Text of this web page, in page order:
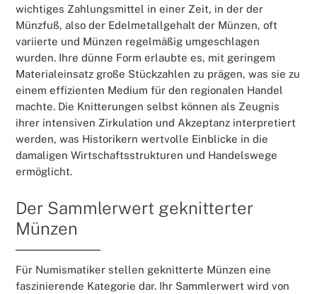
wichtiges Zahlungsmittel in einer Zeit, in der der
Münzfuß, also der Edelmetallgehalt der Münzen, oft
variierte und Münzen regelmäßig umgeschlagen
wurden. Ihre dünne Form erlaubte es, mit geringem
Materialeinsatz große Stückzahlen zu prägen, was sie zu
einem effizienten Medium für den regionalen Handel
machte. Die Knitterungen selbst können als Zeugnis
ihrer intensiven Zirkulation und Akzeptanz interpretiert
werden, was Historikern wertvolle Einblicke in die
damaligen Wirtschaftsstrukturen und Handelswege
ermöglicht.
Der Sammlerwert geknitterter
Münzen
Für Numismatiker stellen geknitterte Münzen eine
faszinierende Kategorie dar. Ihr Sammlerwert wird von